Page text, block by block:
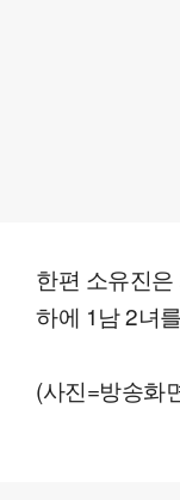
한편 소유진
하에 1남 2녀
(사진=방송화